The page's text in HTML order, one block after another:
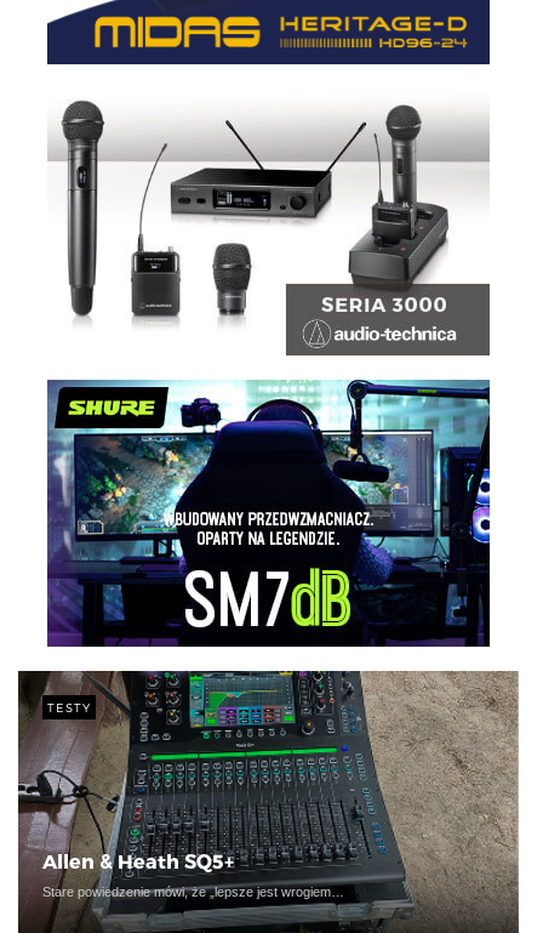
TESTY
Allen & Heath SQ5+
Stare powiedzenie mówi, że „lepsze jest wrogiem…